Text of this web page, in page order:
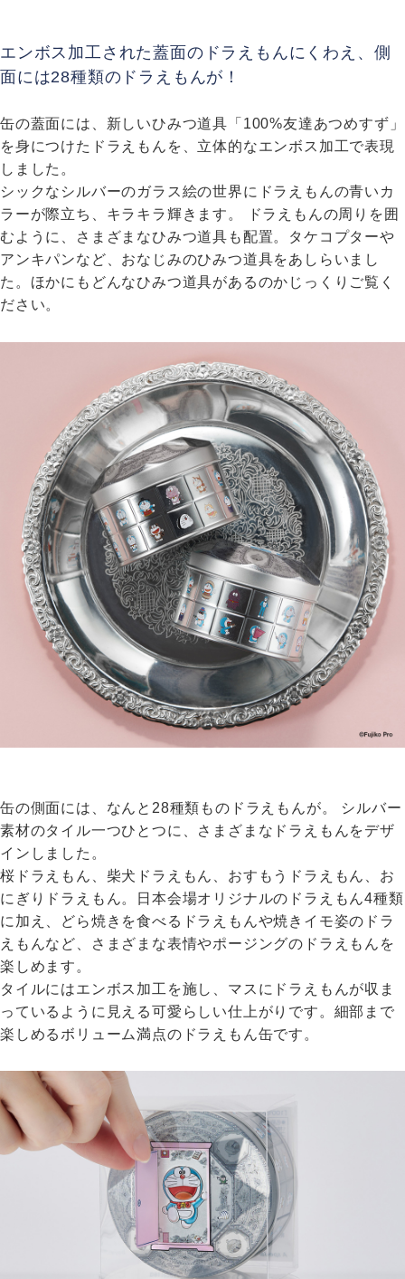
エンボス加工された蓋面のドラえもんにくわえ、側
面には28種類のドラえもんが！
缶の蓋面には、新しいひみつ道具「100%友達あつめすず」
を身につけたドラえもんを、立体的なエンボス加工で表現
しました。
シックなシルバーのガラス絵の世界にドラえもんの青いカ
ラーが際立ち、キラキラ輝きます。 ドラえもんの周りを囲
むように、さまざまなひみつ道具も配置。タケコプターや
アンキパンなど、おなじみのひみつ道具をあしらいまし
た。ほかにもどんなひみつ道具があるのかじっくりご覧く
ださい。
缶の側面には、なんと28種類ものドラえもんが。 シルバー
素材のタイル一つひとつに、さまざまなドラえもんをデザ
インしました。
桜ドラえもん、柴犬ドラえもん、おすもうドラえもん、お
にぎりドラえもん。日本会場オリジナルのドラえもん4種類
に加え、どら焼きを食べるドラえもんや焼きイモ姿のドラ
えもんなど、さまざまな表情やポージングのドラえもんを
楽しめます。
タイルにはエンボス加工を施し、マスにドラえもんが収ま
っているように見える可愛らしい仕上がりです。細部まで
楽しめるボリューム満点のドラえもん缶です。